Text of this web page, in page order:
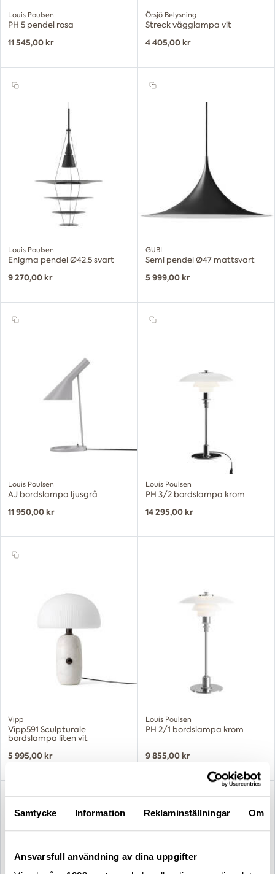
Samtycke Information Reklaminställningar Om
Ansvarsfull användning av dina uppgifter
Louis Poulsen
PH 5 pendel rosa
11 545,00 kr
Örsjö Belysning
Streck vägglampa vit
4 405,00 kr
Louis Poulsen
Enigma pendel Ø42.5 svart
9 270,00 kr
GUBI
Semi pendel Ø47 mattsvart
5 999,00 kr
Louis Poulsen
AJ bordslampa ljusgrå
11 950,00 kr
Louis Poulsen
PH 3/2 bordslampa krom
14 295,00 kr
Vipp
Vipp591 Sculpturale
bordslampa liten vit
5 995,00 kr
Louis Poulsen
PH 2/1 bordslampa krom
9 855,00 kr